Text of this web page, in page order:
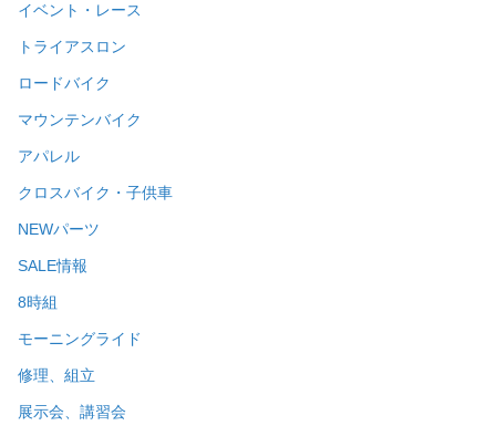
イベント・レース
トライアスロン
ロードバイク
マウンテンバイク
アパレル
クロスバイク・子供車
NEWパーツ
SALE情報
8時組
モーニングライド
修理、組立
展示会、講習会